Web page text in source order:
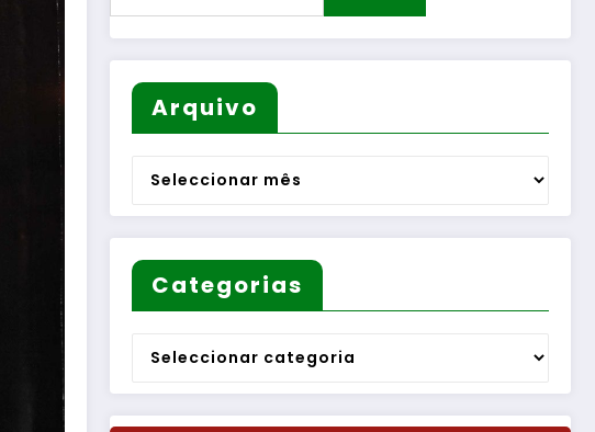
Arquivo
Arquivo
Categorias
Categorias